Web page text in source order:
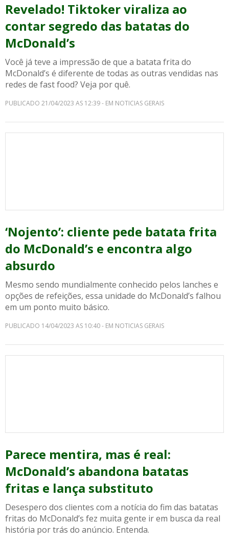
Revelado! Tiktoker viraliza ao
contar segredo das batatas do
McDonald’s
Você já teve a impressão de que a batata frita do
McDonald’s é diferente de todas as outras vendidas nas
redes de fast food? Veja por quê.
PUBLICADO 21/04/2023 AS 12:39 - EM NOTICIAS GERAIS
‘Nojento’: cliente pede batata frita
do McDonald’s e encontra algo
absurdo
Mesmo sendo mundialmente conhecido pelos lanches e
opções de refeições, essa unidade do McDonald’s falhou
em um ponto muito básico.
PUBLICADO 14/04/2023 AS 10:40 - EM NOTICIAS GERAIS
Parece mentira, mas é real:
McDonald’s abandona batatas
fritas e lança substituto
Desespero dos clientes com a notícia do fim das batatas
fritas do McDonald’s fez muita gente ir em busca da real
história por trás do anúncio. Entenda.